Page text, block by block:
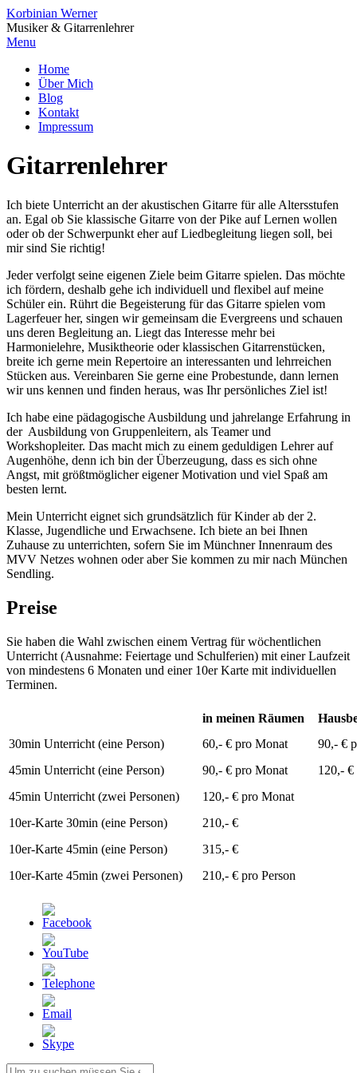
Korbinian Werner
Musiker & Gitarrenlehrer
Menu
Home
Über Mich
Blog
Kontakt
Impressum
Gitarrenlehrer
Ich biete Unterricht an der akustischen Gitarre für alle Altersstufen
an. Egal ob Sie klassische Gitarre von der Pike auf Lernen wollen
oder ob der Schwerpunkt eher auf Liedbegleitung liegen soll, bei
mir sind Sie richtig!
Jeder verfolgt seine eigenen Ziele beim Gitarre spielen. Das möchte
ich fördern, deshalb gehe ich individuell und flexibel auf meine
Schüler ein. Rührt die Begeisterung für das Gitarre spielen vom
Lagerfeuer her, singen wir gemeinsam die Evergreens und schauen
uns deren Begleitung an. Liegt das Interesse mehr bei
Harmonielehre, Musiktheorie oder klassischen Gitarrenstücken,
breite ich gerne mein Repertoire an interessanten und lehrreichen
Stücken aus. Vereinbaren Sie gerne eine Probestunde, dann lernen
wir uns kennen und finden heraus, was Ihr persönliches Ziel ist!
Ich habe eine pädagogische Ausbildung und jahrelange Erfahrung in
der Ausbildung von Gruppenleitern, als Teamer und
Workshopleiter. Das macht mich zu einem geduldigen Lehrer auf
Augenhöhe, denn ich bin der Überzeugung, dass es sich ohne
Angst, mit größtmöglicher eigener Motivation und viel Spaß am
besten lernt.
Mein Unterricht eignet sich grundsätzlich für Kinder ab der 2.
Klasse, Jugendliche und Erwachsene. Ich biete an bei Ihnen
Zuhause zu unterrichten, sofern Sie im Münchner Innenraum des
MVV Netzes wohnen oder aber Sie kommen zu mir nach München
Sendling.
Preise
Sie haben die Wahl zwischen einem Vertrag für wöchentlichen
Unterricht (Ausnahme: Feiertage und Schulferien) mit einer Laufzeit
von mindestens 6 Monaten und einer 10er Karte mit individuellen
Terminen.
in meinen Räumen
30min Unterricht (eine Person)
60,- € pro Monat
90,- €
45min Unterricht (eine Person)
90,- € pro Monat
120,-
45min Unterricht (zwei Personen)
120,- € pro Monat
10er-Karte 30min (eine Person)
210,- €
10er-Karte 45min (eine Person)
315,- €
10er-Karte 45min (zwei Personen)
210,- € pro Person